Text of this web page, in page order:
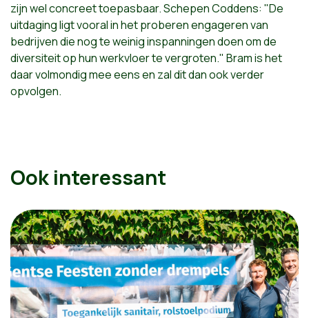
zijn wel concreet toepasbaar. Schepen Coddens: "De
uitdaging ligt vooral in het proberen engageren van
bedrijven die nog te weinig inspanningen doen om de
diversiteit op hun werkvloer te vergroten." Bram is het
daar volmondig mee eens en zal dit dan ook verder
opvolgen.
Ook interessant